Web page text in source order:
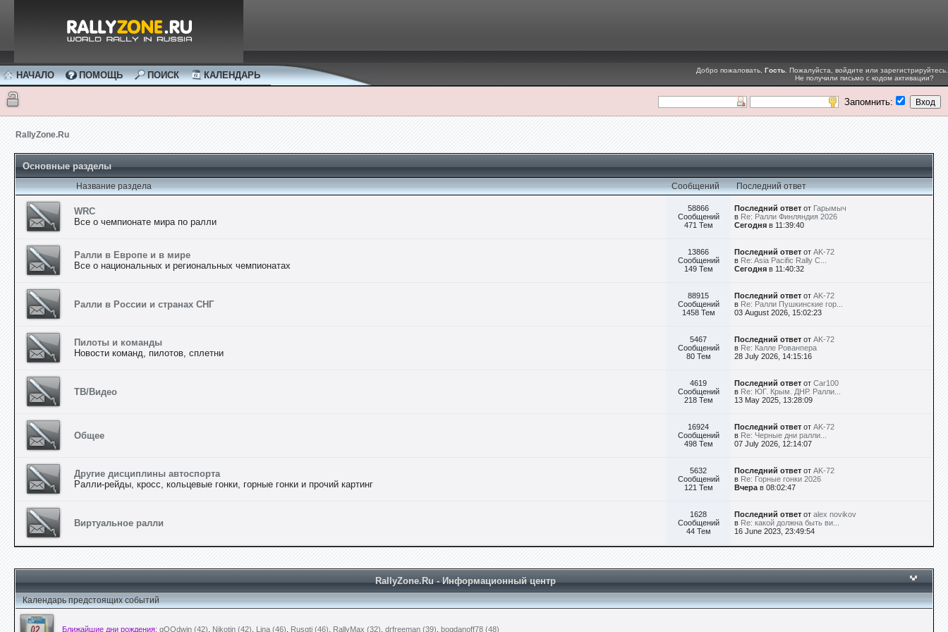
НАЧАЛО ПОМОЩЬ ПОИСК КАЛЕНДАРЬ Добро пожаловать, Гость . Пожалуйста, войдите или зарегистрируйтесь
Не получили письмо с кодом активации?
Запомнить:
RallyZone.Ru
Основные разделы
Название раздела Сообщений Последний ответ
WRC
Все о чемпионате мира по ралли
58866
Сообщений
471 Тем
Последний ответ от Гарымыч
в Re: Ралли Финляндия 2026
Сегодня в 11:39:40
Ралли в Европе и в мире
Все о национальных и региональных чемпионатах
13866
Сообщений
149 Тем
Последний ответ от AK-72
в Re: Asia Pacific Rally C...
Сегодня в 11:40:32
Ралли в России и странах СНГ
88915
Сообщений
1458 Тем
Последний ответ от AK-72
в Re: Ралли Пушкинские гор...
03 August 2026, 15:02:23
Пилоты и команды
Новости команд, пилотов, сплетни
5467
Сообщений
80 Тем
Последний ответ от AK-72
в Re: Калле Рованпера
28 July 2026, 14:15:16
ТВ/Видео
4619
Сообщений
218 Тем
Последний ответ от Car100
в Re: ЮГ. Крым. ДНР. Ралли...
13 May 2025, 13:28:09
Общее
16924
Сообщений
498 Тем
Последний ответ от AK-72
в Re: Черные дни ралли...
07 July 2026, 12:14:07
Другие дисциплины автоспорта
Ралли-рейды, кросс, кольцевые гонки, горные гонки и прочий картинг
5632
Сообщений
121 Тем
Последний ответ от AK-72
в Re: Горные гонки 2026
Вчера в 08:02:47
Виртуальное ралли
1628
Сообщений
44 Тем
Последний ответ от alex novikov
в Re: какой должна быть ви...
16 June 2023, 23:49:54
RallyZone.Ru - Информационный центр
Календарь предстоящих событий
Ближайшие дни рождения: gOOdwin (42) Nikotin (42) Lina (46) Rusgti (46) RallyMax (32) drfreeman (39) bogdanoff78 (48)